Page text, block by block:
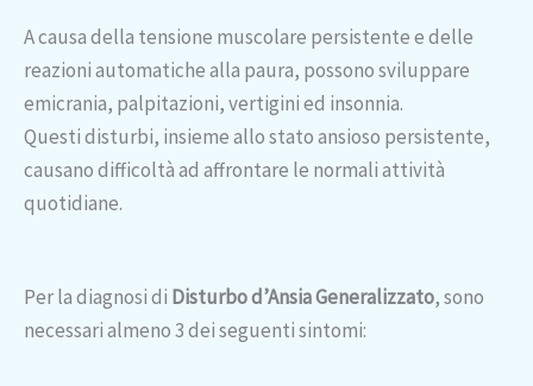
A causa della tensione muscolare persistente e delle
reazioni automatiche alla paura, possono sviluppare
emicrania, palpitazioni, vertigini ed insonnia.
Questi disturbi, insieme allo stato ansioso persistente,
causano difficoltà ad affrontare le normali attività
quotidiane.
Per la diagnosi di Disturbo d’Ansia Generalizzato, sono
necessari almeno 3 dei seguenti sintomi: